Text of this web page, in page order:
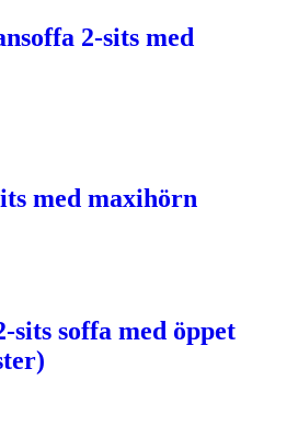
2-sits med
med maxihörn
sits soffa med öppet